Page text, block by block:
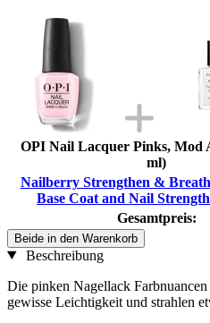
OPI Nail Lacquer Pinks, Mod
ml)
Nailberry Strengthen &
Base Coat and Nail
Gesamtpreis:
Beide in den Warenkorb
Beschreibung
Die pinken Nagellack
gewisse Leichtigkeit und strahlen